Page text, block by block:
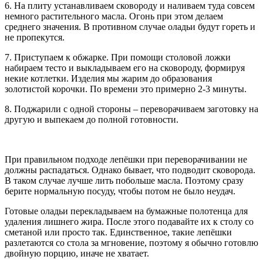
6. На плиту устанавливаем сковороду и наливаем туда совсем
немного растительного масла. Огонь при этом делаем
среднего значения. В противном случае оладьи будут гореть и
не пропекутся.
7. Приступаем к обжарке. При помощи столовой ложки
набираем тесто и выкладываем его на сковороду, формируя
некие котлетки. Изделия мы жарим до образования
золотистой корочки. По времени это примерно 2-3 минуты.
8. Поджарили с одной стороны – переворачиваем заготовку на
другую и выпекаем до полной готовности.
При правильном подходе лепёшки при переворачивании не
должны распадаться. Однако бывает, что подводит сковорода.
В таком случае лучше лить побольше масла. Поэтому сразу
берите нормальную посуду, чтобы потом не было неудач.
Готовые оладьи перекладываем на бумажные полотенца для
удаления лишнего жира. После этого подавайте их к столу со
сметаной или просто так. Единственное, такие лепёшки
разлетаются со стола за мгновение, поэтому я обычно готовлю
двойную порцию, иначе не хватает.